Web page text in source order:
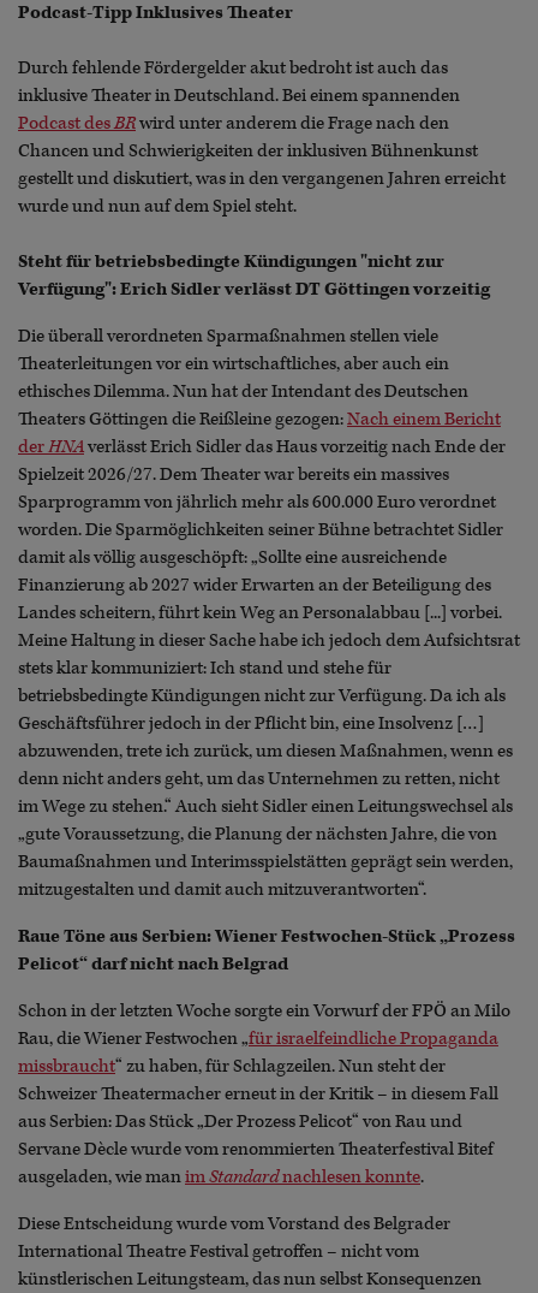
Podcast-Tipp Inklusives Theater
Durch fehlende Fördergelder akut bedroht ist auch das
inklusive Theater in Deutschland. Bei einem spannenden
Podcast desBRwird unter anderem die Frage nach den
Chancen und Schwierigkeiten der inklusiven Bühnenkunst
gestellt und diskutiert, was in den vergangenen Jahren erreicht
wurde und nun auf dem Spiel steht.
Steht für betriebsbedingte Kündigungen "nicht zur
Verfügung": Erich Sidler verlässt DT Göttingen vorzeitig
Die überall verordneten Sparmaßnahmen stellen viele
Theaterleitungen vor ein wirtschaftliches, aber auch ein
ethisches Dilemma. Nun hat der Intendant des Deutschen
Theaters Göttingen die Reißleine gezogen:Nach einem Bericht
derHNAverlässt Erich Sidler das Haus vorzeitig nach Ende der
Spielzeit 2026/27. Dem Theater war bereits ein massives
Sparprogramm von jährlich mehr als 600.000 Euro verordnet
worden. Die Sparmöglichkeiten seiner Bühne betrachtet Sidler
damit als völlig ausgeschöpft: „Sollte eine ausreichende
Finanzierung ab 2027 wider Erwarten an der Beteiligung des
Landes scheitern, führt kein Weg an Personalabbau [...] vorbei.
Meine Haltung in dieser Sache habe ich jedoch dem Aufsichtsrat
stets klar kommuniziert: Ich stand und stehe für
betriebsbedingte Kündigungen nicht zur Verfügung. Da ich als
Geschäftsführer jedoch in der Pflicht bin, eine Insolvenz […]
abzuwenden, trete ich zurück, um diesen Maßnahmen, wenn es
denn nicht anders geht, um das Unternehmen zu retten, nicht
im Wege zu stehen.“ Auch sieht Sidler einen Leitungswechsel als
„gute Voraussetzung, die Planung der nächsten Jahre, die von
Baumaßnahmen und Interimsspielstätten geprägt sein werden,
mitzugestalten und damit auch mitzuverantworten“.
Raue Töne aus Serbien: Wiener Festwochen-Stück „Prozess
Pelicot“ darf nicht nach Belgrad
Schon in der letzten Woche sorgte ein Vorwurf der FPÖ an Milo
Rau, die Wiener Festwochen „für israelfeindliche Propaganda
missbraucht“ zu haben, für Schlagzeilen. Nun steht der
Schweizer Theatermacher erneut in der Kritik – in diesem Fall
aus Serbien: Das Stück „Der Prozess Pelicot“ von Rau und
Servane Dècle wurde vom renommierten Theaterfestival Bitef
ausgeladen, wie manimStandardnachlesen konnte.
Diese Entscheidung wurde vom Vorstand des Belgrader
International Theatre Festival getroffen – nicht vom
künstlerischen Leitungsteam, das nun selbst Konsequenzen